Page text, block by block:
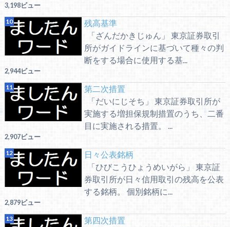
3,198ビュー
残高基準
「ざんだかきじゅん」 東京証券取引
所がガイドラインに基づいて種々の判
断をする場合に使用する基...
2,944ビュー
第二次措置
「だいにじそち」 東京証券取引所が
実施する増担保規制措置のうち、二番
目に実施される措置。 ...
2,907ビュー
日々公表銘柄
「ひびこうひょうめいがら」 東京証
券取引所が日々信用取引の残高を公表
する銘柄。 個別銘柄に...
2,879ビュー
第四次措置